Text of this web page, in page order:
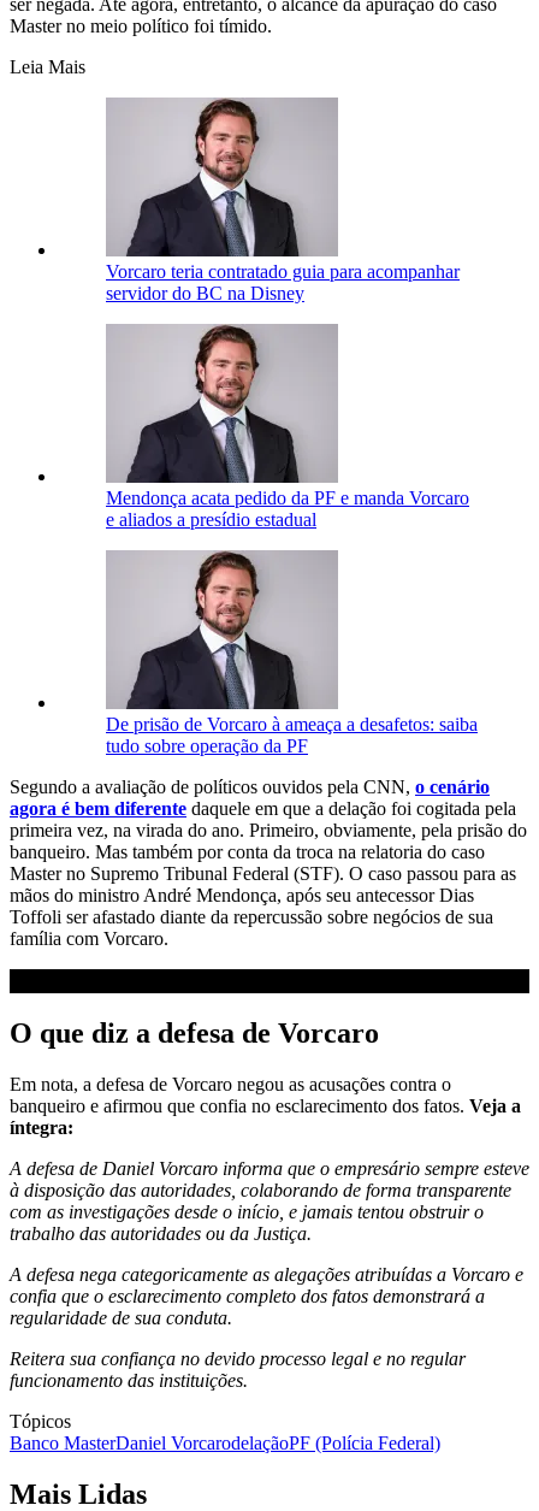
ser negada. Até agora, entretanto, o alcance da apuração do caso
Master no meio político foi tímido.
Leia Mais
Vorcaro teria contratado guia para acompanhar
servidor do BC na Disney
Mendonça acata pedido da PF e manda Vorcaro
e aliados a presídio estadual
De prisão de Vorcaro à ameaça a desafetos: saiba
tudo sobre operação da PF
Segundo a avaliação de políticos ouvidos pela CNN, o cenário
agora é bem diferente daquele em que a delação foi cogitada pela
primeira vez, na virada do ano. Primeiro, obviamente, pela prisão do
banqueiro. Mas também por conta da troca na relatoria do caso
Master no Supremo Tribunal Federal (STF). O caso passou para as
mãos do ministro André Mendonça, após seu antecessor Dias
Toffoli ser afastado diante da repercussão sobre negócios de sua
família com Vorcaro.
O que diz a defesa de Vorcaro
Em nota, a defesa de Vorcaro negou as acusações contra o
banqueiro e afirmou que confia no esclarecimento dos fatos. Veja a
íntegra:
A defesa de Daniel Vorcaro informa que o empresário sempre esteve
à disposição das autoridades, colaborando de forma transparente
com as investigações desde o início, e jamais tentou obstruir o
trabalho das autoridades ou da Justiça.
A defesa nega categoricamente as alegações atribuídas a Vorcaro e
confia que o esclarecimento completo dos fatos demonstrará a
regularidade de sua conduta.
Reitera sua confiança no devido processo legal e no regular
funcionamento das instituições.
Tópicos
Banco MasterDaniel VorcarodelaçãoPF (Polícia Federal)
Mais Lidas